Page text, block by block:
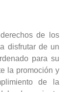
de los
disfrutar de un
para su
la promoción y
de la